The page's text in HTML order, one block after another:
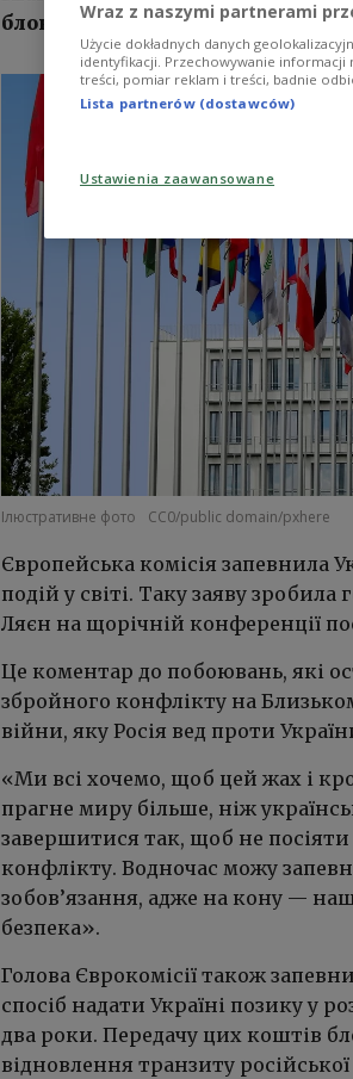
блокування рішення з боку
Ілюстративне фото CC0/public domain/pxhere
Європейська комісія запевнила
подій у світі. Таку заяву
Ляєн на щорічній конференції
Це коментар до побоювань, які
збройного конфлікту на
війни, яку Росія вед проти
«Ми всі хочемо, щоб цей жах і
прагне миру більше, ніж
завершитися так, щоб не
конфлікту. Водночас можу
зобов’язання, адже на кону —
безпека».
Голова Єврокомісії також
спосіб надати Україні позику у
два роки. Передачу цих коштів
відновлення транзиту
Wraz z naszymi partnerami
Użycie dokładnych danych
identyfikacji. Przechowywanie informacji
treści, pomiar reklam i treści, badnie
Lista partnerów (dostawców)
Ustawienia zaawansowane